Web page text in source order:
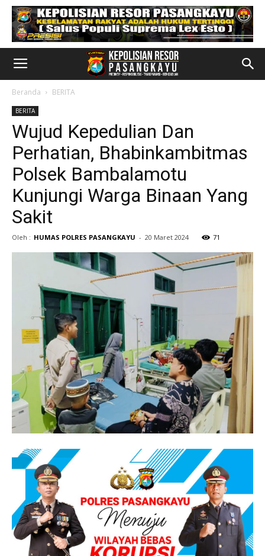
Beranda BERITA
BERITA
Wujud Kepedulian Dan
Perhatian, Bhabinkambitmas
Polsek Bambalamotu
Kunjungi Warga Binaan Yang
Sakit
Oleh : HUMAS POLRES PASANGKAYU - 20 Maret 2024 71